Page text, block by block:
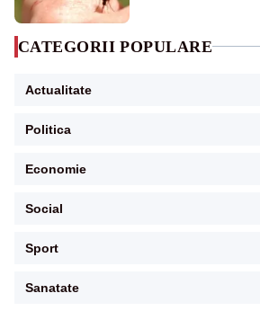
CATEGORII POPULARE
Actualitate
Politica
Economie
Social
Sport
Sanatate